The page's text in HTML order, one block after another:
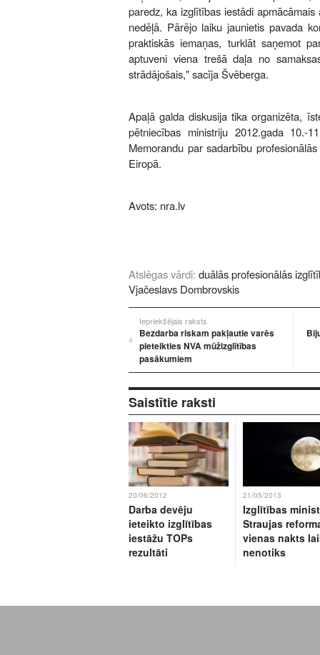
paredz, ka izglītības iestādi
nedēļā. Pārējo laiku jaunietis pavada
praktiskās iemaņas, turklāt saņemot
aptuveni viena trešā daļa no
strādājošais," sacīja Švēberga.
Apaļā galda diskusija tika organizēta,
pētniecības ministriju 2012.gada 10.-
Memorandu par sadarbību
Eiropā.
Avots: nra.lv
Atslēgas vārdi: duālās profesionālās
Vjačeslavs Dombrovskis
Iepriekšējais raksts
Bezdarba riskam pakļautie varēs
pieteikties NVA mūžizglītības
pasākumiem
Saistītie raksti
20/06/2012
Darba devēju
ieteikto izglītības
iestāžu TOPs
rezultāti
21/05/2013
Izglītības
Straujas
vienas nakts
nenotiks